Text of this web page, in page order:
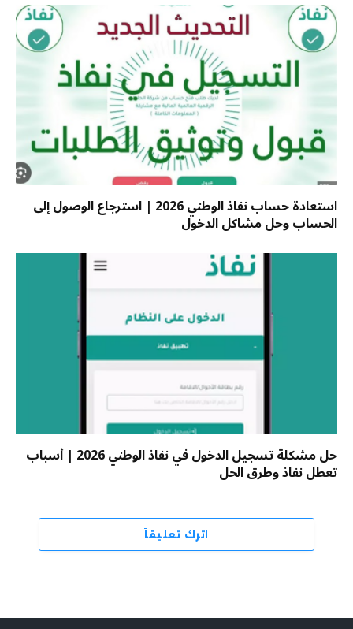
استعادة حساب نفاذ الوطني 2026 | استرجاع الوصول إلى
الحساب وحل مشاكل الدخول
حل مشكلة تسجيل الدخول في نفاذ الوطني 2026 | أسباب
تعطل نفاذ وطرق الحل
اترك تعليقاً